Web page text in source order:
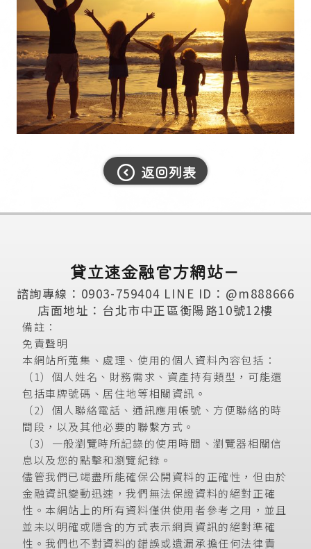
返回列表
貸立速金融官方網站－
諮詢專線：0903-759404 LINE ID：@m888666
店面地址：台北市中正區衡陽路10號12樓
備註：
免責聲明
本網站所蒐集、處理、使用的個人資料內容包括：
（1）個人姓名、財務需求、資產持有類型，可能還
包括車牌號碼、居住地等相關資訊。
（2）個人聯絡電話、通訊應用帳號、方便聯絡的時
間段，以及其他必要的聯繫方式。
（3）一般瀏覽時所記錄的使用時間、瀏覽器相關信
息以及您的點擊和瀏覽紀錄。
儘管我們已竭盡所能確保公開資料的正確性，但由於
金融資訊變動迅速，我們無法保證資料的絕對正確
性。本網站上的所有資料僅供使用者參考之用，並且
並未以明確或隱含的方式表示網頁資訊的絕對準確
性。我們也不對資料的錯誤或遺漏承擔任何法律責